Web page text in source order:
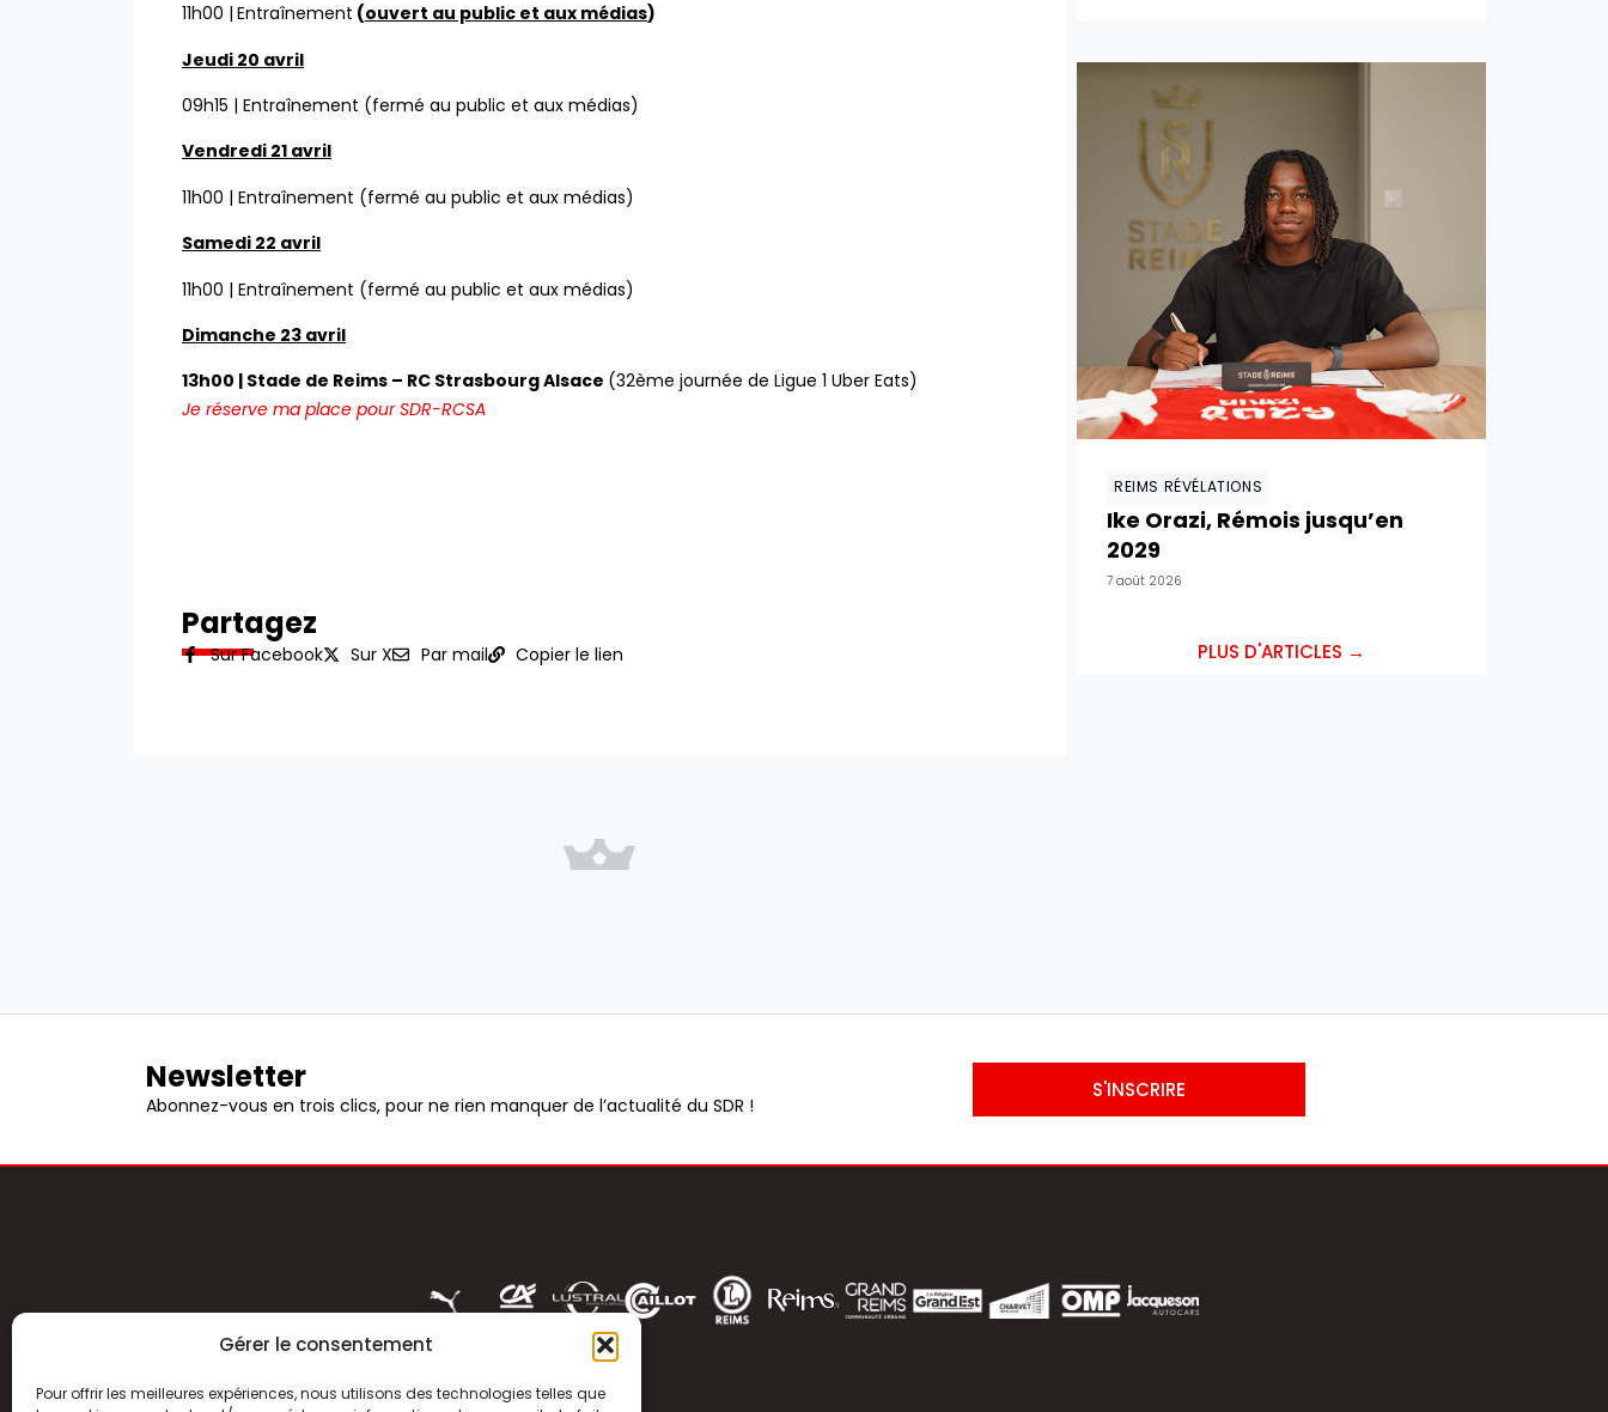
Gérer le consentement
Pour offrir les meilleures expériences, nous utilisons des technologies telles que
11h00 | Entraînement (ouvert au public et aux médias)
Jeudi 20 avril
09h15 | Entraînement (fermé au public et aux médias)
Vendredi 21 avril
11h00 | Entraînement (fermé au public et aux médias)
Samedi 22 avril
11h00 | Entraînement (fermé au public et aux médias)
Dimanche 23 avril
13h00 | Stade de Reims – RC Strasbourg Alsace (32ème journée de Ligue 1 Uber Eats)
Je réserve ma place pour SDR-RCSA
Partagez
Sur Facebook Sur X Par mail Copier le lien
REIMS RÉVÉLATIONS
Ike Orazi, Rémois jusqu’en
2029
7 août 2026
PLUS D'ARTICLES →
Newsletter
Abonnez-vous en trois clics, pour ne rien manquer de l’actualité du SDR !
S'INSCRIRE